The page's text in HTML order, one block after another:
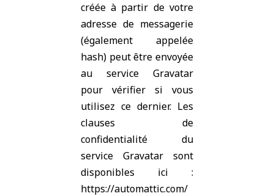
créée à partir de votre
adresse de messagerie
(également appelée
hash) peut être envoyée
au service Gravatar
pour vérifier si vous
utilisez ce dernier. Les
clauses de
confidentialité du
service Gravatar sont
disponibles ici :
https://automattic.com/